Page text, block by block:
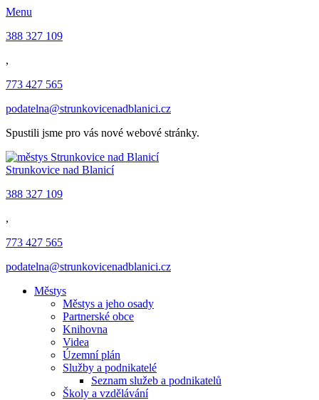
Menu
388 327 109
,
773 427 565
podatelna@strunkovicenadblanici.cz
Spustili jsme pro vás nové webové stránky.
Strunkovice nad Blanicí
388 327 109
,
773 427 565
podatelna@strunkovicenadblanici.cz
Městys
Městys a jeho osady
Partnerské obce
Knihovna
Videa
Územní plán
Služby a podnikatelé
Seznam služeb a podnikatelů
Školy a vzdělávání